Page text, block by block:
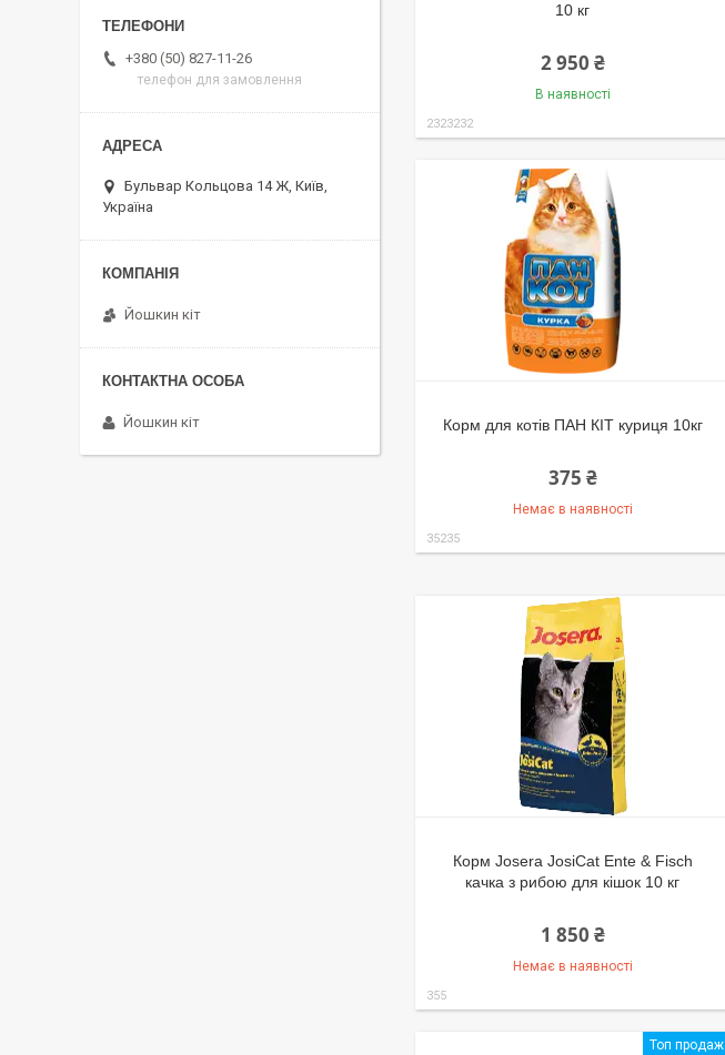
10 кг
2 950 ₴
В наявності
2323232
Корм для котів ПАН КІТ куриця 10кг
375 ₴
Немає в наявності
35235
Корм Josera JosiCat Ente & Fisch
качка з рибою для кішок 10 кг
1 850 ₴
Немає в наявності
355
Топ продаж
+380 (50) 827-11-26
телефон для замовлення
Бульвар Кольцова 14 Ж, Київ,
Україна
Йошкин кіт
Йошкин кіт